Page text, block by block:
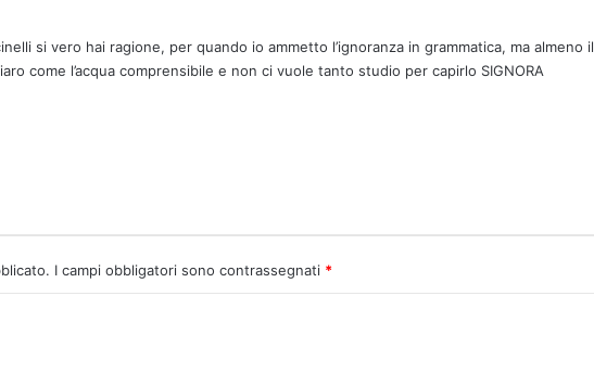
e
t
si vero hai ragione, per quando io ammetto l’ignoranza in grammatica, ma almeno il
come l’acqua comprensibile e non ci vuole tanto studio per capirlo SIGNORA
I campi obbligatori sono contrassegnati *